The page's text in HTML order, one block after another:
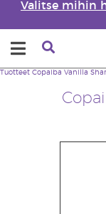
Valitse mihin
Tuotteet Copaiba Vanilla